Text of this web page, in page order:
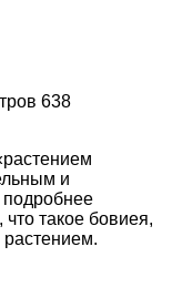
638
и
подробнее
такое бовиея,
растением.